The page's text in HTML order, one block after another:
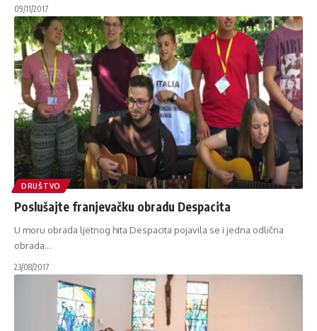
09/11/2017
DRUŠTVO
Poslušajte franjevačku obradu Despacita
U moru obrada ljetnog hita Despacita pojavila se i jedna odlična
obrada…
23/08/2017